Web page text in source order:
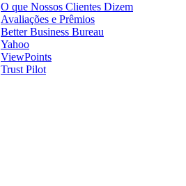
O que Nossos Clientes Dizem
Avaliações e Prêmios
Better Business Bureau
Yahoo
ViewPoints
Trust Pilot